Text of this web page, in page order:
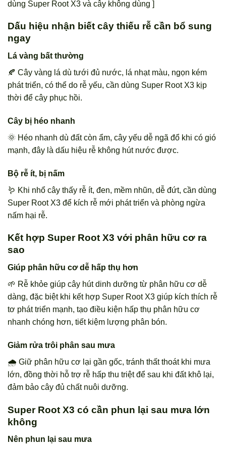
dùng Super Root X3 và cây không dùng ]
Dấu hiệu nhận biết cây thiếu rễ cần bổ sung
ngay
Lá vàng bất thường
🍂 Cây vàng lá dù tưới đủ nước, lá nhạt màu, ngọn kém
phát triển, có thể do rễ yếu, cần dùng Super Root X3 kịp
thời để cây phục hồi.
Cây bị héo nhanh
🌞 Héo nhanh dù đất còn ẩm, cây yếu dễ ngã đổ khi có gió
mạnh, đây là dấu hiệu rễ không hút nước được.
Bộ rễ ít, bị nấm
🪱 Khi nhổ cây thấy rễ ít, đen, mềm nhũn, dễ đứt, cần dùng
Super Root X3 để kích rễ mới phát triển và phòng ngừa
nấm hại rễ.
Kết hợp Super Root X3 với phân hữu cơ ra
sao
Giúp phân hữu cơ dễ hấp thụ hơn
🌱 Rễ khỏe giúp cây hút dinh dưỡng từ phân hữu cơ dễ
dàng, đặc biệt khi kết hợp Super Root X3 giúp kích thích rễ
tơ phát triển mạnh, tạo điều kiện hấp thụ phân hữu cơ
nhanh chóng hơn, tiết kiệm lượng phân bón.
Giảm rửa trôi phân sau mưa
🌧️ Giữ phân hữu cơ lại gần gốc, tránh thất thoát khi mưa
lớn, đồng thời hỗ trợ rễ hấp thu triệt để sau khi đất khô lại,
đảm bảo cây đủ chất nuôi dưỡng.
Super Root X3 có cần phun lại sau mưa lớn
không
Nên phun lại sau mưa